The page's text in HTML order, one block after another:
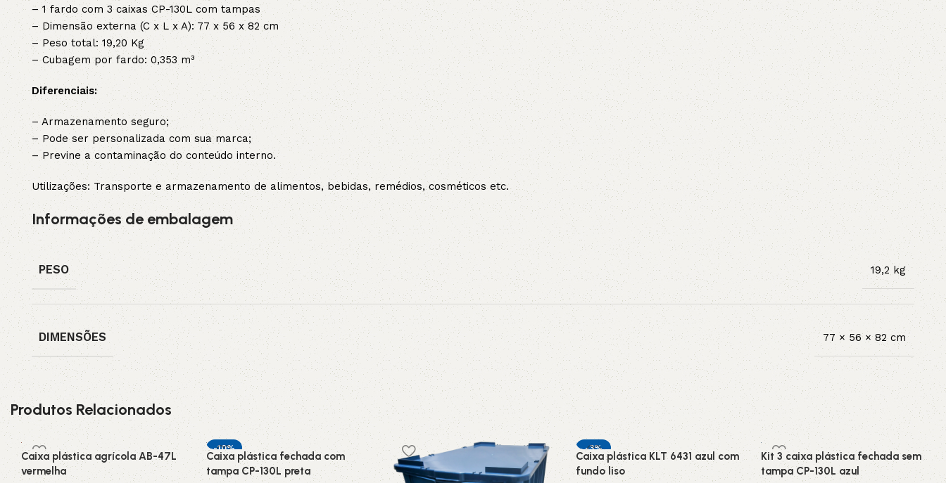
– 1 fardo com 3 caixas CP-130L com tampas
– Dimensão externa (C x L x A): 77 x 56 x 82 cm
– Peso total: 19,20 Kg
– Cubagem por fardo: 0,353 m³
Diferenciais:
– Armazenamento seguro;
– Pode ser personalizada com sua marca;
– Previne a contaminação do conteúdo interno.
Utilizações: Transporte e armazenamento de alimentos, bebidas, remédios, cosméticos etc.
Informações de embalagem
PESO 19,2 kg
DIMENSÕES 77 × 56 × 82 cm
Produtos Relacionados
Caixa plástica agrícola AB-47L
vermelha
-10%
DESTAQUE
Caixa plástica fechada com
tampa CP-130L preta
-3%
Caixa plástica KLT 6431 azul com
fundo liso
Kit 3 caixa plástica fechada sem
tampa CP-130L azul